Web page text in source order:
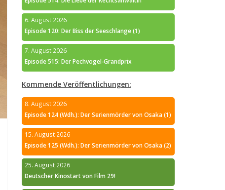
6. August 2026
Episode 120: Der Biss der Seeschlange (1)
7. August 2026
Episode 515: Der Pechvogel-Grandprix
Kommende Veröffentlichungen:
8. August 2026
Episode 124 (Wdh.): Der Serienmörder von Osaka (1)
15. August 2026
Episode 125 (Wdh.): Der Serienmörder von Osaka (2)
25. August 2026
Deutscher Kinostart von Film 29!